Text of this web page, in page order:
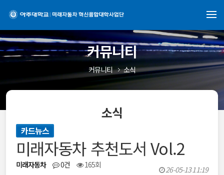
커뮤니티
커뮤니티 소식
소식
카드뉴스
미래자동차 추천도서 Vol.2
미래자동차 0건 165회 26-05-13 11:19